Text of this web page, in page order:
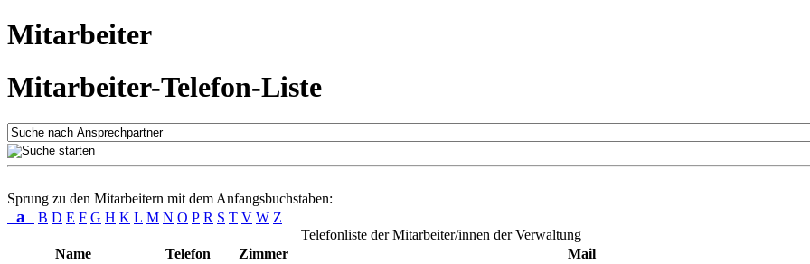
Mitarbeiter
Mitarbeiter-Telefon-Liste
Sprung zu den Mitarbeitern mit dem Anfangsbuchstaben:
a B D E F G H K L M N O P R S T V W Z
Telefonliste der Mitarbeiter/innen der Verwaltung
Name
Telefon Zimmer
Mail